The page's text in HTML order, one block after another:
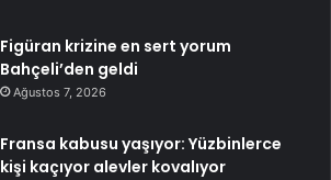
Figüran krizine en sert yorum
Bahçeli’den geldi
Ağustos 7, 2026
Fransa kabusu yaşıyor: Yüzbinlerce
kişi kaçıyor alevler kovalıyor